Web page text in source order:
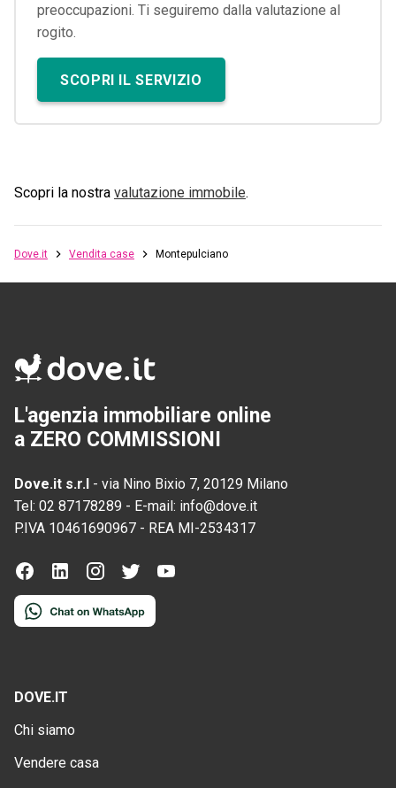
preoccupazioni. Ti seguiremo dalla valutazione al
rogito.
SCOPRI IL SERVIZIO
Scopri la nostra valutazione immobile.
Dove.it Vendita case Montepulciano
L'agenzia immobiliare online
a ZERO COMMISSIONI
Dove.it s.r.l - via Nino Bixio 7, 20129 Milano
Tel: 02 87178289 - E-mail: info@dove.it
P.IVA 10461690967 - REA MI-2534317
DOVE.IT
Chi siamo
Vendere casa